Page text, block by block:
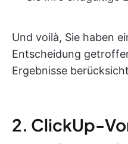
Und voilà, Sie haben
Entscheidung
Ergebnisse
2. ClickUp-